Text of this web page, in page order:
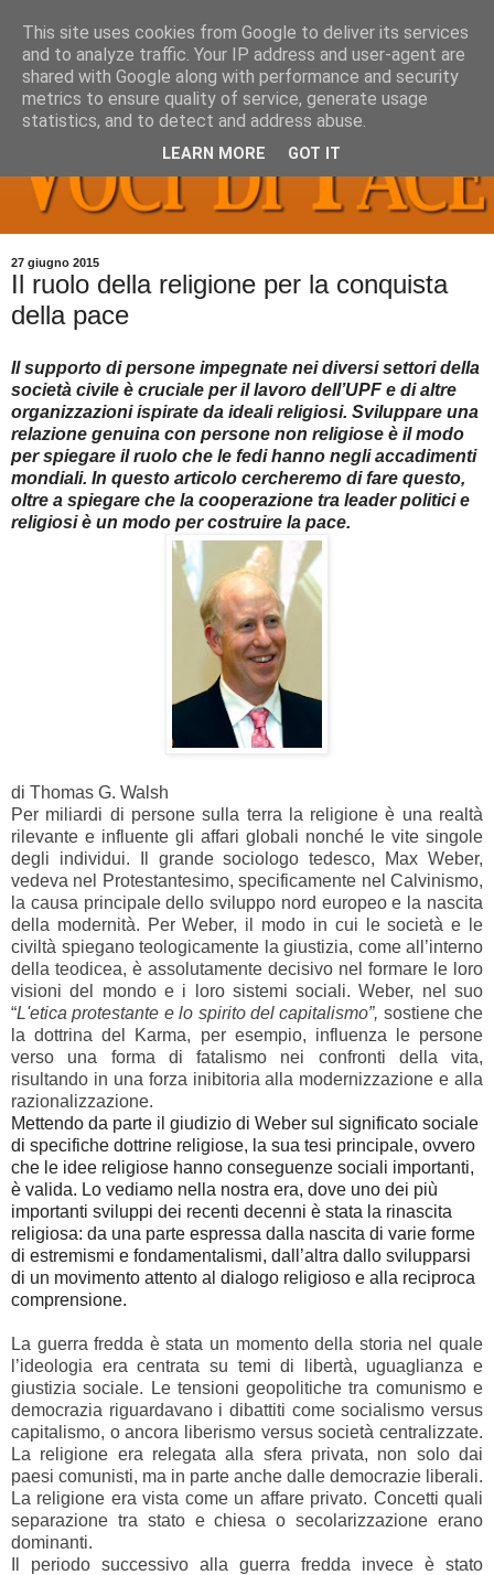
27 giugno 2015
Il ruolo della religione per la conquista
della pace
Il supporto di persone impegnate nei diversi settori della
società civile è cruciale per il lavoro dell’UPF e di altre
organizzazioni ispirate da ideali religiosi. Sviluppare una
relazione genuina con persone non religiose è il modo
per spiegare il ruolo che le fedi hanno negli accadimenti
mondiali. In questo articolo cercheremo di fare questo,
oltre a spiegare che la cooperazione tra leader politici e
religiosi è un modo per costruire la pace.
di Thomas G. Walsh
Per miliardi di persone sulla terra la religione è una realtà
rilevante e influente gli affari globali nonché le vite singole
degli individui. Il grande sociologo tedesco, Max Weber,
vedeva nel Protestantesimo, specificamente nel Calvinismo,
la causa principale dello sviluppo nord europeo e la nascita
della modernità. Per Weber, il modo in cui le società e le
civiltà spiegano teologicamente la giustizia, come all’interno
della teodicea, è assolutamente decisivo nel formare le loro
visioni del mondo e i loro sistemi sociali. Weber, nel suo
“L'etica protestante e lo spirito del capitalismo”, sostiene che
la dottrina del Karma, per esempio, influenza le persone
verso una forma di fatalismo nei confronti della vita,
risultando in una forza inibitoria alla modernizzazione e alla
razionalizzazione.
Mettendo da parte il giudizio di Weber sul significato sociale
di specifiche dottrine religiose, la sua tesi principale, ovvero
che le idee religiose hanno conseguenze sociali importanti,
è valida. Lo vediamo nella nostra era, dove uno dei più
importanti sviluppi dei recenti decenni è stata la rinascita
religiosa: da una parte espressa dalla nascita di varie forme
di estremismi e fondamentalismi, dall’altra dallo svilupparsi
di un movimento attento al dialogo religioso e alla reciproca
comprensione.
La guerra fredda è stata un momento della storia nel quale
l’ideologia era centrata su temi di libertà, uguaglianza e
giustizia sociale. Le tensioni geopolitiche tra comunismo e
democrazia riguardavano i dibattiti come socialismo versus
capitalismo, o ancora liberismo versus società centralizzate.
La religione era relegata alla sfera privata, non solo dai
paesi comunisti, ma in parte anche dalle democrazie liberali.
La religione era vista come un affare privato. Concetti quali
separazione tra stato e chiesa o secolarizzazione erano
dominanti.
Il periodo successivo alla guerra fredda invece è stato
This site uses cookies from Google to deliver its services
and to analyze traffic. Your IP address and user-agent are
shared with Google along with performance and security
metrics to ensure quality of service, generate usage
statistics, and to detect and address abuse.
LEARN MORE GOT IT